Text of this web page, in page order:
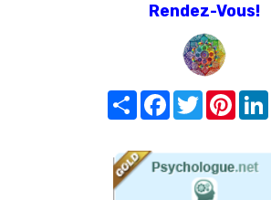
Rendez-Vous!
Share FacebookTwitter